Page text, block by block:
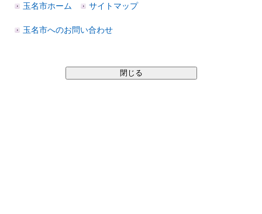
玉名市ホーム サイトマップ
玉名市へのお問い合わせ